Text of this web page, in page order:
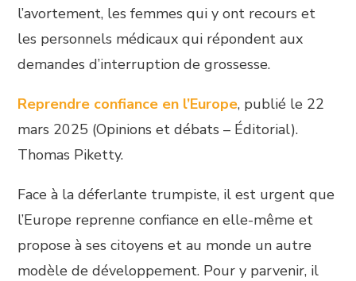
l’avortement, les femmes qui y ont recours et
les personnels médicaux qui répondent aux
demandes d’interruption de grossesse.
Reprendre confiance en l’Europe, publié le 22
mars 2025 (Opinions et débats – Éditorial).
Thomas Piketty.
Face à la déferlante trumpiste, il est urgent que
l’Europe reprenne confiance en elle-même et
propose à ses citoyens et au monde un autre
modèle de développement. Pour y parvenir, il